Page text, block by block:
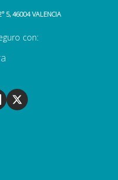
5, 46004 VALENCIA
con: